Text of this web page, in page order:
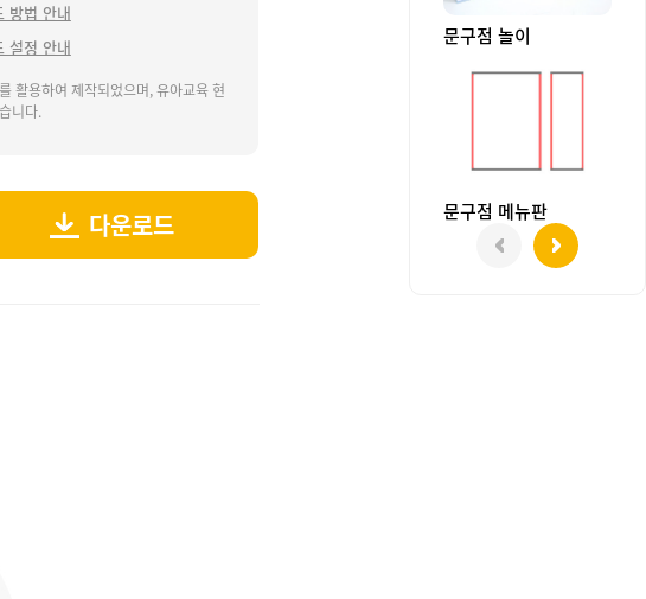
방법 안내
설정 안내
활용하여 제작되었으며, 유아교육 현
니다.
다운로드
리동네, 우리동네놀이, 우리동네가게, 가게놀이, 문구박스, 아트박스, 메뉴판, 문구점메뉴판, 문구점가게메뉴
문구점 놀이
문구점 메뉴판